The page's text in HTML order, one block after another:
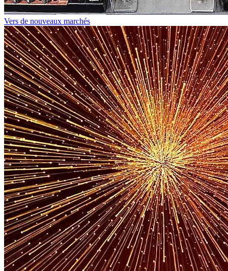
Vers de nouveaux marchés